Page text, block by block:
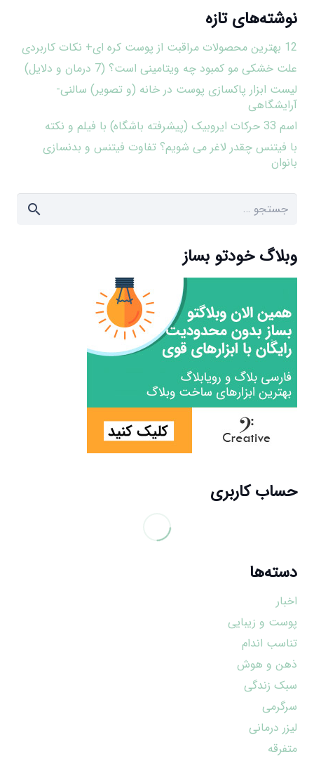
نوشته‌های تازه
12 بهترین محصولات مراقبت از پوست کره ای+ نکات کاربردی
علت خشکی مو کمبود چه ویتامینی است؟ (7 درمان و دلایل)
لیست ابزار پاکسازی پوست در خانه (و تصویر) سالنی-
آرایشگاهی
اسم 33 حرکات ایروبیک (پیشرفته باشگاه) با فیلم و نکته
با فیتنس چقدر لاغر می شویم؟ تفاوت فیتنس و بدنسازی
بانوان
جستجو
وبلاگ خودتو بساز
حساب کاربری
دسته‌ها
اخبار
پوست و زیبایی
تناسب اندام
ذهن و هوش
سبک زندگی
سرگرمی
لیزر درمانی
متفرقه